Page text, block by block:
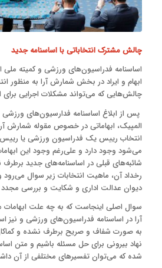
چالش مشترک انتخاباتی با اساسنامه جدید
اساسنامه فدراسیون‌های ورزشی و کمیته ملی
ابهام و ایراد در بخش شمارش آرا به منظور
چالش‌هایی که می‌تواند مشکلات اجرایی برای
پس از ابلاغ اساسنامه فدارسیون‌های ورزشی
المپیک، ابهاماتی در خصوص مقوله شمارش
انتخاب رییس یک فدراسیون ورزشی یا رییس
می‌شود وجود دارد و علی‌رغم وجود این
شائبه‌های قبلی در اساسنامه‌های جدید
رخداد آن، ماهیت انتخابات زیر سوال می‌رود
دیوان عدالت اداری و شکایت و بررسی
سوال اصلی اینجاست که به چه علت ابهامات
آرا در اساسنامه فدراسیون‌های ورزشی و نیز
به صورت شفاف و صریح برطرف نشده و
نهاد بیرونی برای حل مسئله باشیم و متن
شده که می‌توان تفسیرهای مختلفی از آن